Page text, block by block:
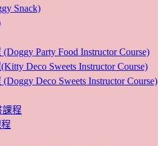
Snack)
Party Food Instructor Course)
Deco Sweets Instructor Course)
Deco Sweets Instructor Course)
課程